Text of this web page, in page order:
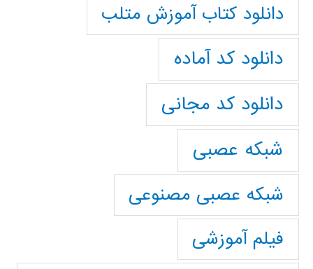
دانلود کتاب آموزش متلب
دانلود کد آماده
دانلود کد مجانی
شبکه عصبی
شبکه عصبی مصنوعی
فیلم آموزشی